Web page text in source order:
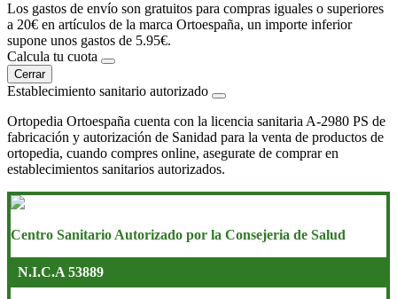
Los gastos de envío son gratuitos para compras iguales o superiores
a 20€ en artículos de la marca Ortoespaña, un importe inferior
supone unos gastos de 5.95€.
Calcula tu cuota
Cerrar
Establecimiento sanitario autorizado
Ortopedia Ortoespaña cuenta con la licencia sanitaria A-2980 PS de
fabricación y autorización de Sanidad para la venta de productos de
ortopedia, cuando compres online, asegurate de comprar en
establecimientos sanitarios autorizados.
Centro Sanitario Autorizado por la Consejeria de Salud
N.I.C.A 53889